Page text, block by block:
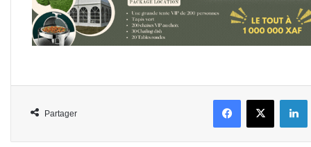
Partager
FacebookX